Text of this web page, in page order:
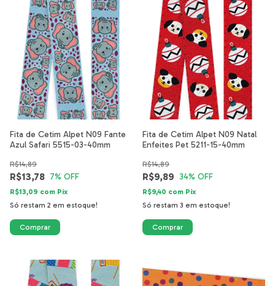
Fita de Cetim Alpet N09 Fante
Azul Safari 5515-03-40mm
R$13,78
R$14,89
7% OFF
R$13,09 com Pix
Só restam 2 em estoque!
Fita de Cetim Alpet N09 Natal
Enfeites Pet 5211-15-40mm
R$9,89
R$14,89
34% OFF
R$9,40 com Pix
Só restam 3 em estoque!